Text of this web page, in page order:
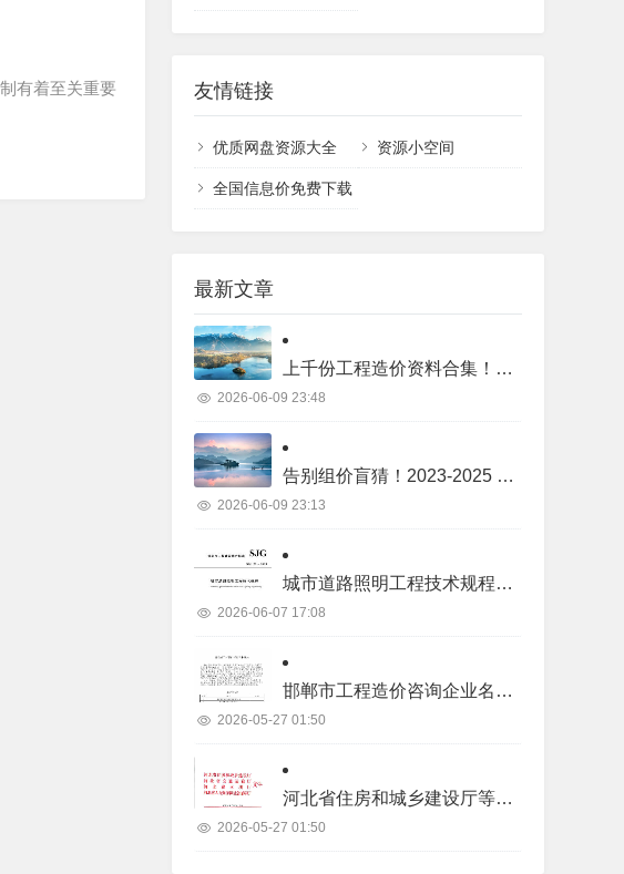
有着至关重要
友情链接
优质网盘资源大全 资源小空间
全国信息价免费下载
最新文章
上千份工程造价资料合集！全专业工程价格库完整目录汇总
2026-06-09 23:48
告别组价盲猜！2023-2025 年土建 / 装饰 / 市政 / 机电 / 景观真实项目价格库
2026-06-09 23:13
城市道路照明工程技术规程SJG22-2023.pdf
2026-06-07 17:08
邯郸市工程造价咨询企业名录.pdf
2026-05-27 01:50
河北省住房和城乡建设厅等四部门关于2026年度河北省二级造价工程师职业资格考试有关事项的通知.pdf
2026-05-27 01:50